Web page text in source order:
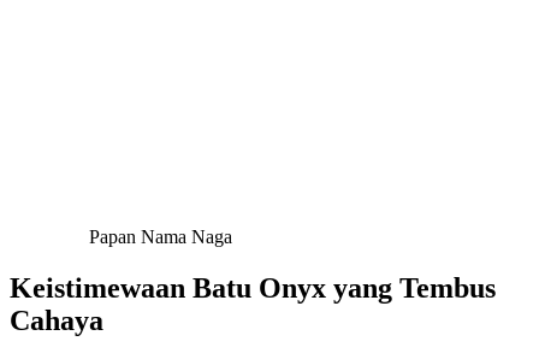
Papan Nama Naga
Keistimewaan Batu Onyx yang Tembus
Cahaya